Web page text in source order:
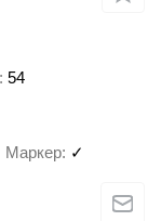
54
Маркер ✓